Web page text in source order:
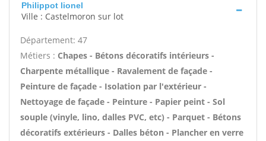
Philippot lionel
Ville : Castelmoron sur lot
Département: 47
Métiers : Chapes - Bétons décoratifs intérieurs -
Charpente métallique - Ravalement de façade -
Peinture de façade - Isolation par l'extérieur -
Nettoyage de façade - Peinture - Papier peint - Sol
souple (vinyle, lino, dalles PVC, etc) - Parquet - Bétons
décoratifs extérieurs - Dalles béton - Plancher en verre